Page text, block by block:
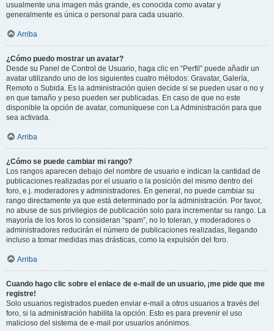
usualmente una imagen más grande, es conocida como avatar y
generalmente es única o personal para cada usuario.
Arriba
¿Cómo puedo mostrar un avatar?
Desde su Panel de Control de Usuario, haga clic en “Perfil” puede añadir un
avatar utilizando uno de los siguientes cuatro métodos: Gravatar, Galería,
Remoto o Subida. Es la administración quien decide si se pueden usar o no y
en que tamaño y peso pueden ser publicadas. En caso de que no este
disponible la opción de avatar, comuníquese con La Administración para que
sea activada.
Arriba
¿Cómo se puede cambiar mi rango?
Los rangos aparecen debajo del nombre de usuario e indican la cantidad de
publicaciones realizadas por el usuario o la posición del mismo dentro del
foro, e.j. moderadores y administradores. En general, no puede cambiar su
rango directamente ya que está determinado por la administración. Por favor,
no abuse de sus privilegios de publicación solo para incrementar su rango. La
mayoría de los foros lo consideran “spam”, no lo toleran, y moderadores o
administradores reducirán el número de publicaciones realizadas, llegando
incluso a tomar medidas mas drásticas, como la expulsión del foro.
Arriba
Cuando hago clic sobre el enlace de e-mail de un usuario, ¡me pide que me
registre!
Solo usuarios registrados pueden enviar e-mail a otros usuarios a través del
foro, si la administración habilita la opción. Esto es para prevenir el uso
malicioso del sistema de e-mail por usuarios anónimos.